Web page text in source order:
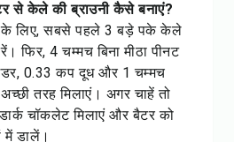
से केले की ब्राउनी कैसे बनाएं?
के लिए, सबसे पहले 3 बड़े पके केले
फिर, 4 चम्मच बिना मीठा पीनट
0.33 कप दूध और 1 चम्मच
तरह मिलाएं। अगर चाहें तो
चॉकलेट मिलाएं और बैटर को
में डालें।